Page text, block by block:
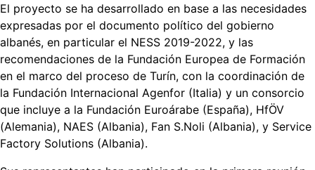
El proyecto se ha desarrollado en base a las necesidades
expresadas por el documento político del gobierno
albanés, en particular el NESS 2019-2022, y las
recomendaciones de la Fundación Europea de Formación
en el marco del proceso de Turín, con la coordinación de
la Fundación Internacional Agenfor (Italia) y un consorcio
que incluye a la Fundación Euroárabe (España), HfÖV
(Alemania), NAES (Albania), Fan S.Noli (Albania), y Service
Factory Solutions (Albania).